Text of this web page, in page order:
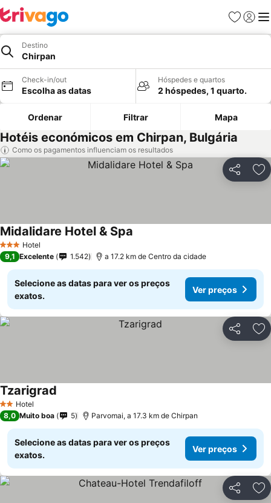
Favoritos
Iniciar
Destino
Chirpan
Check-in/out
Escolha as datas
Hóspedes e quartos
2 hóspedes, 1 quarto.
Ordenar Filtrar Mapa
Hotéis económicos em Chirpan, Bulgária
Como os pagamentos influenciam os resultados
Partilhar
3 EstrelasHotel
Midalidare Hotel & Spa
9,1 Excelente 1.542 a 17.2 km de Centro da cidade
Selecione as datas para ver os preços
exatos.
Ver preços
Partilhar
2 Estrelas
Hotel
Tzarigrad
8,0 Muito boa 5 Parvomai, a 17.3 km de Chirpan
Selecione as datas para ver os preços
exatos.
Ver preços
Partilhar